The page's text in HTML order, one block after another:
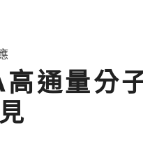
高通量分